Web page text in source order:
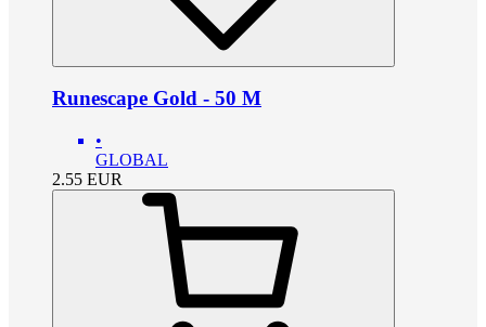
Runescape Gold - 50 M
•
GLOBAL
2.55 EUR